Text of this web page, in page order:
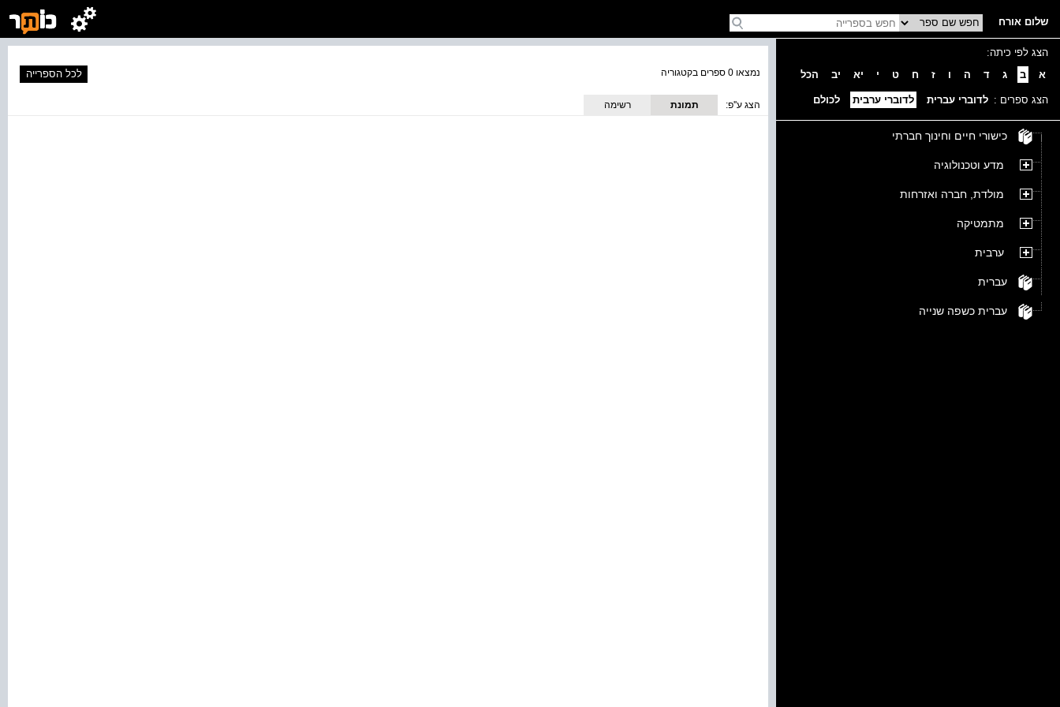
שלום אורח
הצג לפי כיתה:
א
ב ג ד ה ו ז ח ט י יא יב הכל
הצג ספרים : לדוברי עברית לדוברי ערבית לכולם
כישורי חיים וחינוך חברתי
מדע וטכנולוגיה
מולדת, חברה ואזרחות
מתמטיקה
ערבית
עברית
עברית כשפה שנייה
נמצאו 0 ספרים בקטגוריה לכל הספרייה
הצג ע''פ:
תמונת
רשימה